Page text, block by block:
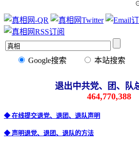
Google搜索 本站搜索
退出中共党、团、队
464,770,388
◆ 在线提交退党、退团、退队声明
◆ 声明退党、退团、退队的方法